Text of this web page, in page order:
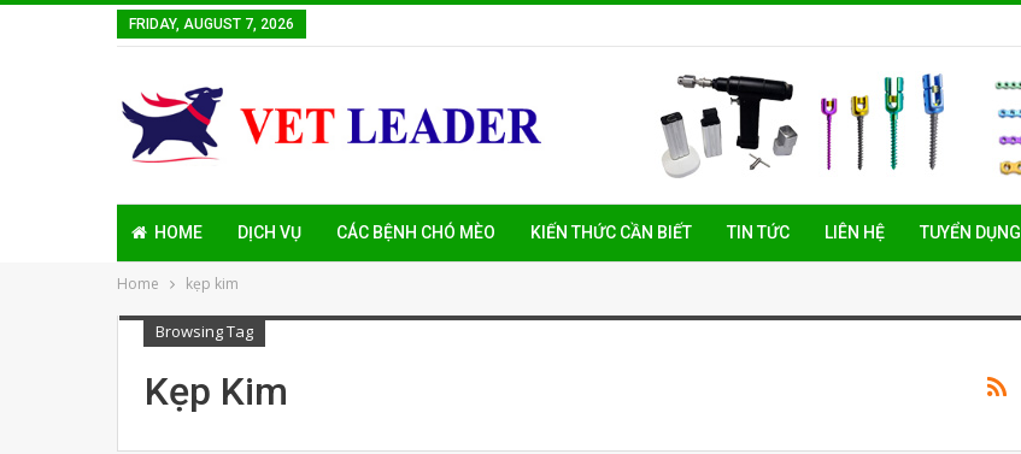
FRIDAY, AUGUST 7, 2026
HOME DỊCH VỤ CÁC BỆNH CHÓ MÈO KIẾN THỨC CẦN BIẾT TIN TỨC LIÊN HỆ TUYỂN DỤNG
Home kẹp kim
Browsing Tag
Kẹp Kim